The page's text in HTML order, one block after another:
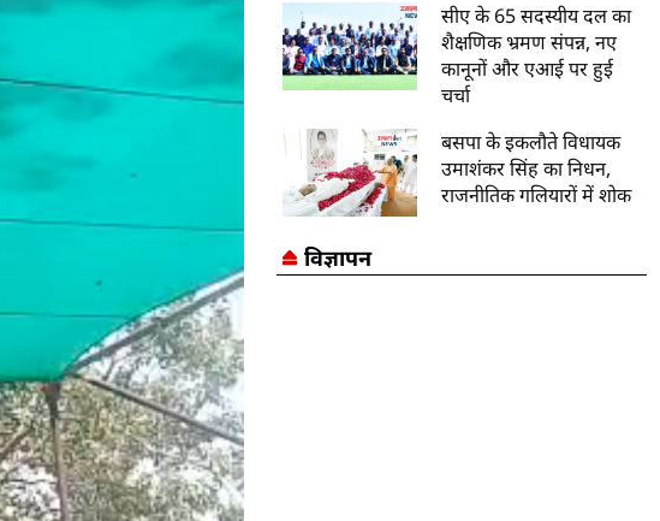
सीए के 65 सदस्यीय दल का
शैक्षणिक भ्रमण संपन्न, नए
कानूनों और एआई पर हुई
चर्चा
बसपा के इकलौते विधायक
उमाशंकर सिंह का निधन,
राजनीतिक गलियारों में शोक
विज्ञापन